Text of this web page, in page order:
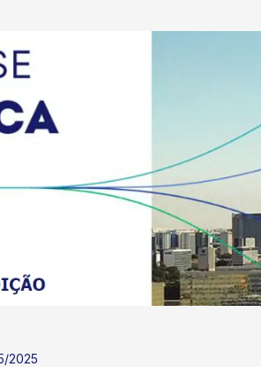
2025